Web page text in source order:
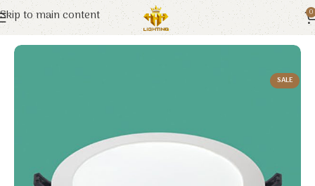
Skip to main content 0
Trang chủ Euroto Đèn LED
SALE